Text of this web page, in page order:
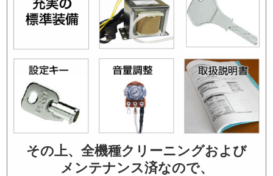
その上、全機種クリーニングおよび
メンテナンス済なので、